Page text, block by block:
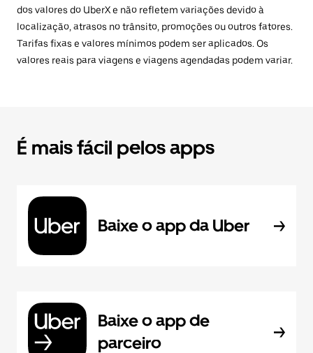
dos valores do UberX e não refletem variações devido à
localização, atrasos no trânsito, promoções ou outros fatores.
Tarifas fixas e valores mínimos podem ser aplicados. Os
valores reais para viagens e viagens agendadas podem variar.
É mais fácil pelos apps
Baixe o app da Uber
Baixe o app de
parceiro